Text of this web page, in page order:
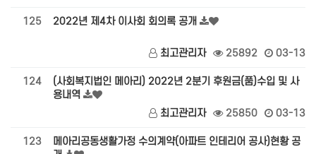
125 2022년 제4차 이사회 회의록 공개
최고관리자 25892 03-13
124
(사회복지법인 메아리) 2022년 2분기 후원금(품)수입 및 사
용내역
최고관리자
25850 03-13
123
메아리공동생활가정 수의계약(아파트 인테리어 공사)현황 공